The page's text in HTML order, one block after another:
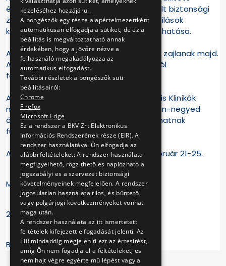
égésterméknek sem az állomások kijelölt biztonsági
zónáiban, sem a felszíni füstkivezető nyílások
környezetében nincs egészségkárosító hatása.
A füstpróbák hétköznap 8-17 óra között zajlanak majd.
A füstpróbák helyszíneiről és időpontjáról
folyamatosan tájékoztatást adunk.
Az első füstpróba helyszíne: Semmelweis Klinikák
metróállomás. A Nagyvárad tér és Corvin-negyed
állomások közötti szakaszon tapasztalhatnak
füstkiáramlást.
Az első füstpróba időtartama: 2022. február 21-25.
Megértésüket előre is köszönjük!
2022.02.18.
BKV Zrt.
kezeléséhez hozzájárul.
A böngészők egy része alapértelmezettként
automatikusan elfogadja a sütiket, de ez a
beállítás is megváltoztatható annak
érdekében, hogy a jövőre nézve a
felhasználó megakadályozza az
automatikus elfogadást.
További részletek a böngészők süti
beállításairól:
Chrome
Firefox
Microsoft Edge
Ez a rendszer a BKV Zrt Elektronikus
Információs Rendszerének része (EIR). A
rendszer használatával Ön elfogadja az
alábbi feltételeket: A rendszer használata
megfigyelhető, rögzithető es naplózható a
jogszabályi es a szervezet biztonsági
követelményeinek megfelelően. A rendszer
jogosulatlan használata tilos, és büntető
vagy polgárjogi következményeket vonhat
maga után.
A rendszer használata az itt ismertetett
feltételek kifejezett elfogadását jelenti. Az
EIR mindaddig megjeleníti ezt az értesitést,
amig Ön nem fogadja el a feltételeket, es
nem hajt végre egyértelmű lépést vagy a